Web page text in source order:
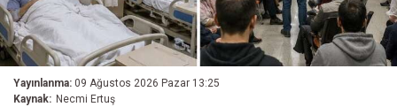
Yayınlanma: 09 Ağustos 2026 Pazar 13:25
Kaynak: Necmi Ertuş